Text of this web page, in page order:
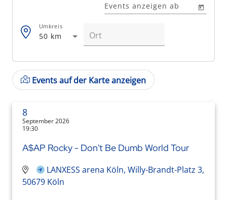
Events anzeigen ab
50 km
Umkreis
Events auf der Karte anzeigen
8
September 2026
19:30
A$AP Rocky - Don't Be Dumb World Tour
LANXESS arena Köln, Willy-Brandt-Platz 3,
50679 Köln